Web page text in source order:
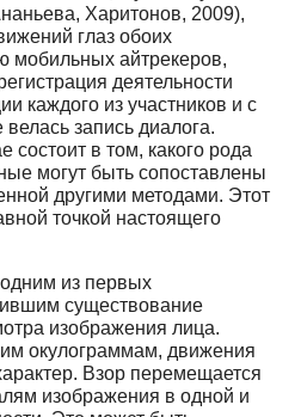
Харитонов, 2009),
глаз обоих
айтрекеров,
деятельности
каждого из участников и с
запись диалога.
состоит в том, какого рода
могут быть сопоставлены
другими методами. Этот
точкой настоящего
из первых
существование
изображения лица.
окулограммам, движения
Взор перемещается
изображения в одной и